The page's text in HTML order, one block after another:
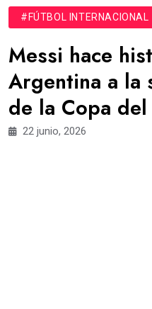
#FÚTBOL INTERNACIONAL
Messi hace
Argentina a la
de la Copa
22 junio, 2026